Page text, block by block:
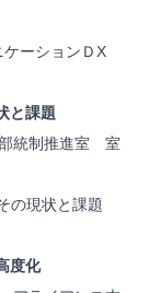
ケーションＤX
と課題
統制推進室 室
の現状と課題
度化